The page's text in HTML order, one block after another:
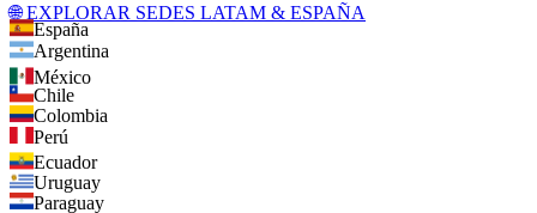
🌐 EXPLORAR SEDES LATAM & ESPAÑA
España
Argentina
México
Chile
Colombia
Perú
Ecuador
Uruguay
Paraguay